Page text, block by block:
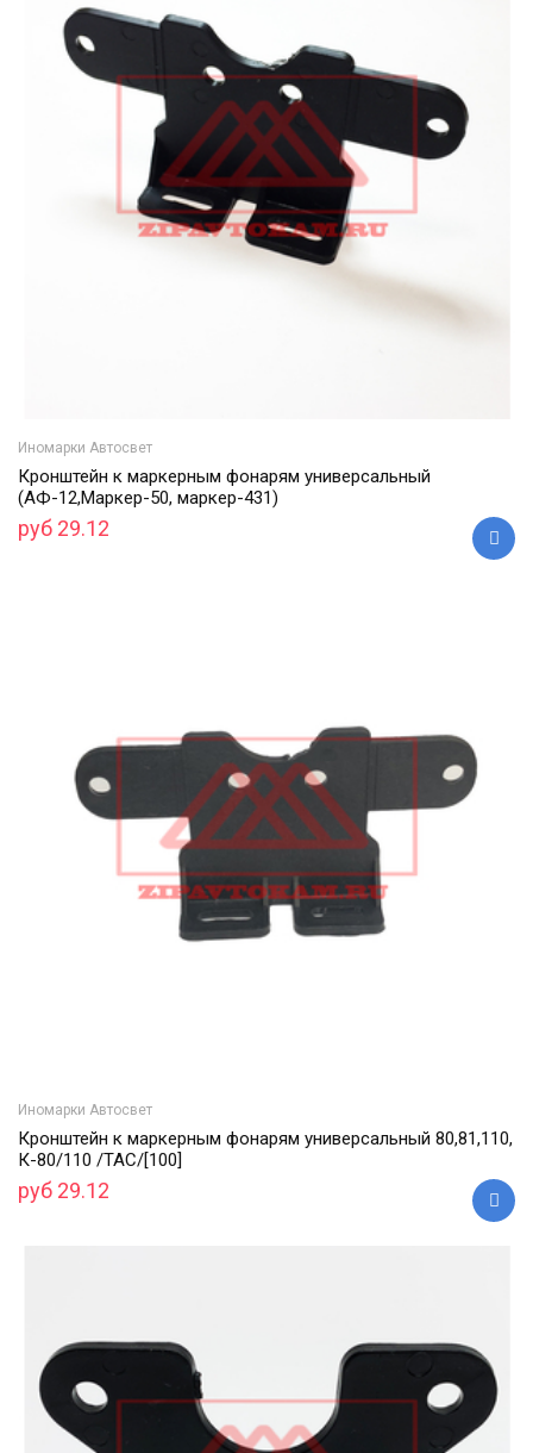
Иномарки Автосвет
Кронштейн к маркерным фонарям универсальный
(АФ-12,Маркер-50, маркер-431)
руб 29.12
Иномарки Автосвет
Кронштейн к маркерным фонарям универсальный 80,81,110,
К-80/110 /ТАС/[100]
руб 29.12